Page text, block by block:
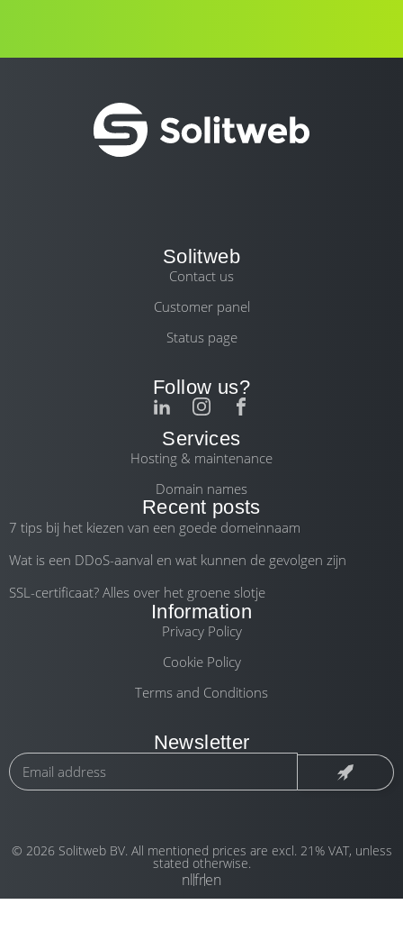
Solitweb
Contact us
Customer panel
Status page
Follow us?
Services
Hosting & maintenance
Domain names
Recent posts
7 tips bij het kiezen van een goede domeinnaam
Wat is een DDoS-aanval en wat kunnen de gevolgen zijn
SSL-certificaat? Alles over het groene slotje
Information
Privacy Policy
Cookie Policy
Terms and Conditions
Newsletter
© 2026 Solitweb BV. All mentioned prices are excl. 21% VAT, unless
stated otherwise.
nlfren